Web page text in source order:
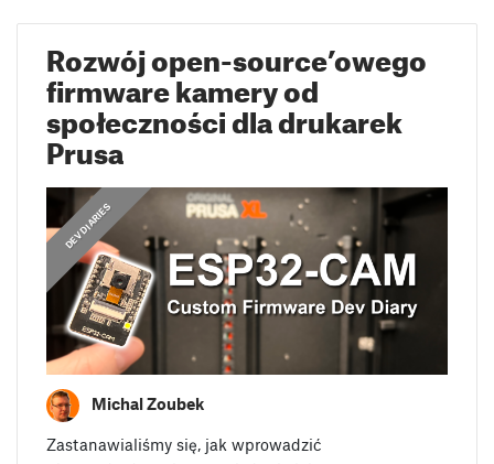
Rozwój open-source’owego
firmware kamery od
społeczności dla drukarek
Prusa
DEV DIARIES
Michal Zoubek
Zastanawialiśmy się, jak wprowadzić